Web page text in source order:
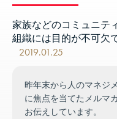
家族などのコミュニテ
組織には目的が不可欠
2019.01.25
昨年末から人のマネジ
に焦点を当てたメルマ
お伝えしています。